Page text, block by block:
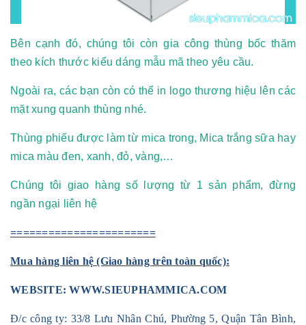
Bên cạnh đó, chúng tôi còn gia công thùng bốc thăm
theo kích thước kiểu dáng mẫu mã theo yêu cầu.
Ngoài ra, các bạn còn có thể in logo thương hiệu lên các
mặt xung quanh thùng nhé.
Thùng phiếu được làm từ mica trong, Mica trắng sữa hay
mica màu đen, xanh, đỏ, vàng,…
Chúng tôi giao hàng số lượng từ 1 sản phẩm, đừng
ngần ngại liên hệ
=======================
Mua hàng liên hệ (Giao hàng trên toàn quốc):
WEBSITE:WWW.SIEUPHAMMICA.COM
Đ/c công ty: 33/8 Lưu Nhân Chú, Phường 5, Quận Tân Bình,